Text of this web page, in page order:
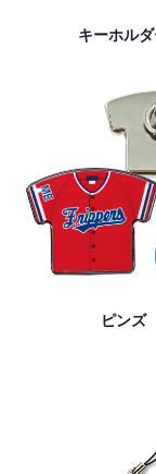
キーホル
ピンズ